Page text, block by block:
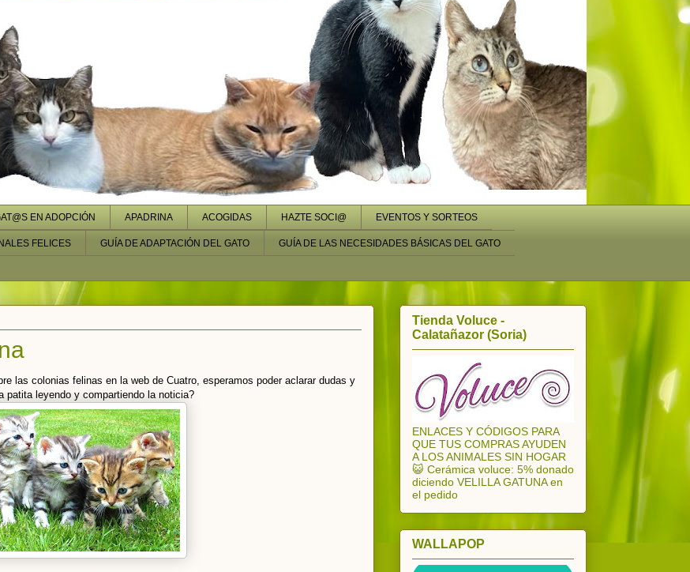
EN ADOPCIÓN APADRINA ACOGIDAS HAZTE SOCI@ EVENTOS Y SORTEOS
FELICES GUÍA DE ADAPTACIÓN DEL GATO GUÍA DE LAS NECESIDADES BÁSICAS DEL GATO
las colonias felinas en la web de Cuatro, esperamos poder aclarar dudas y
patita leyendo y compartiendo la noticia?
Tienda Voluce -
Calatañazor (Soria)
ENLACES Y CÓDIGOS PARA
QUE TUS COMPRAS AYUDEN
A LOS ANIMALES SIN HOGAR
😺 Cerámica voluce: 5% donado
diciendo VELILLA GATUNA en
el pedido
WALLAPOP